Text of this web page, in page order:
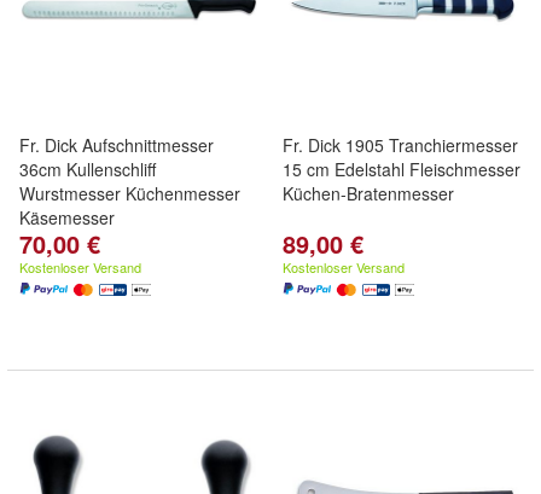
Fr. Dick Aufschnittmesser
36cm Kullenschliff
Wurstmesser Küchenmesser
Käsemesser
70,00 €
Kostenloser Versand
Fr. Dick 1905 Tranchiermesser
15 cm Edelstahl Fleischmesser
Küchen-Bratenmesser
89,00 €
Kostenloser Versand